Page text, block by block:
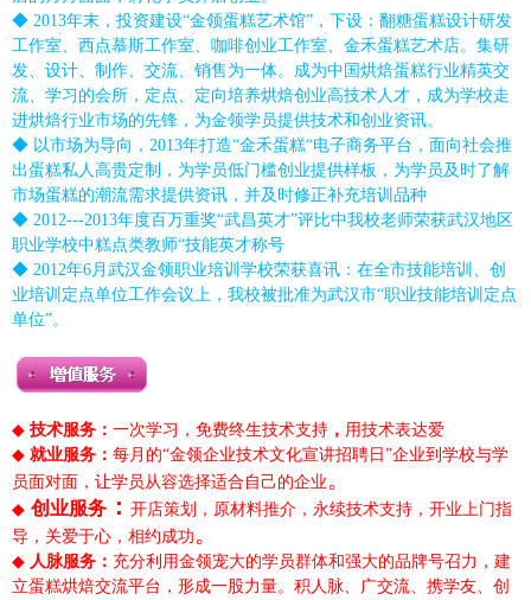
◆ 2013年末，投资建设“金领蛋糕艺术馆”，下设：翻糖蛋糕设计研发
工作室、西点慕斯工作室、咖啡创业工作室、金禾蛋糕艺术店。集研
发、设计、制作、交流、销售为一体。成为中国烘焙蛋糕行业精英交
流、学习的会所，定点、定向培养烘焙创业高技术人才，成为学校走
进烘焙行业市场的先锋，为金领学员提供技术和创业资讯。
◆ 以市场为导向，2013年打造“金禾蛋糕“电子商务平台，面向社会推
出蛋糕私人高贵定制，为学员低门槛创业提供样板，为学员及时了解
市场蛋糕的潮流需求提供资讯，并及时修正补充培训品种
◆ 2012---2013年度百万重奖“武昌英才”评比中我校老师荣获武汉地区
职业学校中糕点类教师“技能英才称号
◆ 2012年6月武汉金领职业培训学校荣获喜讯：在全市技能培训、创
业培训定点单位工作会议上，我校被批准为武汉市“职业技能培训定点
单位”。
◆ 技术服务： 一次学习，免费终生技术支持 ， 用技术表达爱
◆ 就业服务： 每月的“金领企业技术文化宣讲招聘日”企业到学校与学
员面对面，让学员从容选择适合自己的企业 。
◆ 创业服务 ： 开店策划，原材料推介，永续技术支持，开业上门指
导，关爱于心，相约成功 。
◆ 人脉服务： 充分利用金领宠大的学员群体和强大的品牌号召力，建
立蛋糕烘焙交流平台，形成一股力量。积人脉、广交流、携学友、创